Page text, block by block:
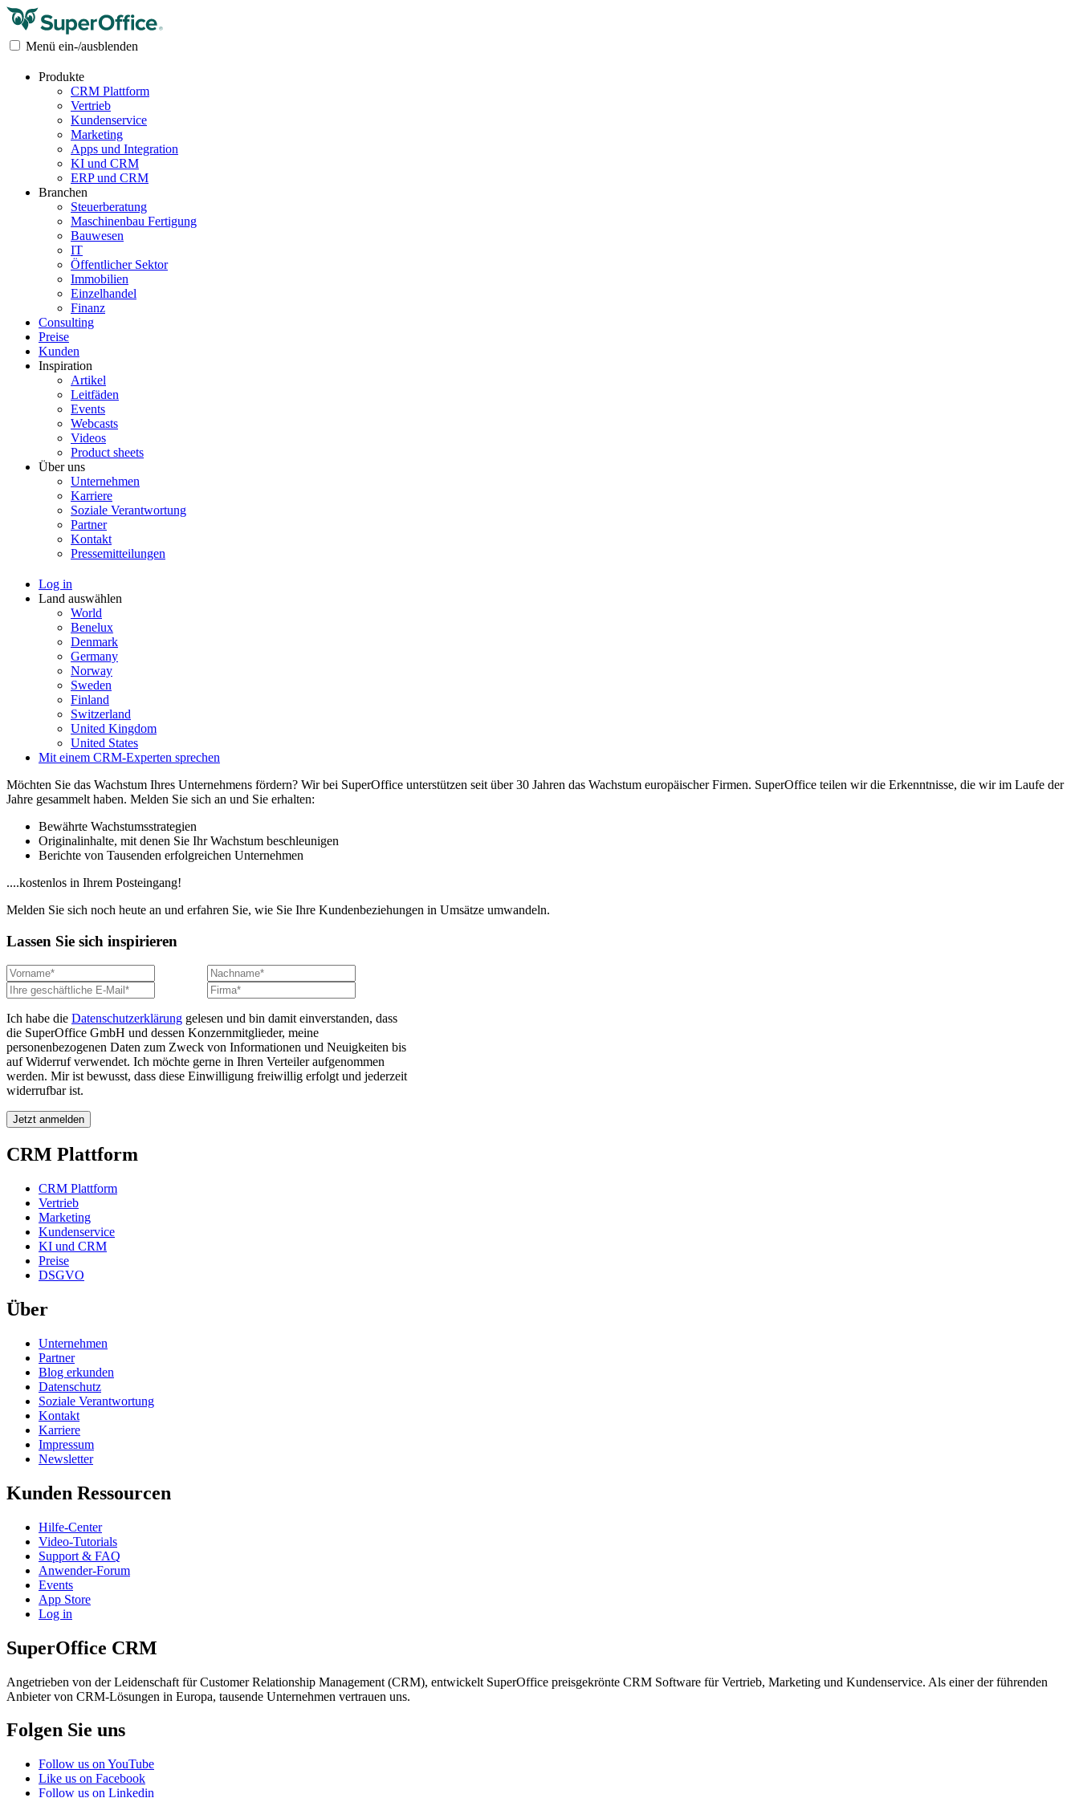
Menü ein-/ausblenden
Produkte
CRM Plattform
Vertrieb
Kundenservice
Marketing
Apps und Integration
KI und CRM
ERP und CRM
Branchen
Steuerberatung
Maschinenbau Fertigung
Bauwesen
IT
Öffentlicher Sektor
Immobilien
Einzelhandel
Finanz
Consulting
Preise
Kunden
Inspiration
Artikel
Leitfäden
Events
Webcasts
Videos
Product sheets
Über uns
Unternehmen
Karriere
Soziale Verantwortung
Partner
Kontakt
Pressemitteilungen
Log in
Land auswählen
World
Benelux
Denmark
Germany
Norway
Sweden
Finland
Switzerland
United Kingdom
United States
Mit einem CRM-Experten sprechen
Möchten Sie das Wachstum Ihres Unternehmens fördern? Wir bei SuperOffice unterstützen seit über 30 Jahren das Wachstum europäischer Firmen. SuperOffice teilen wir die Erkenntnisse, die wir im Laufe der
Jahre gesammelt haben. Melden Sie sich an und Sie erhalten:
Bewährte Wachstumsstrategien
Originalinhalte, mit denen Sie Ihr Wachstum beschleunigen
Berichte von Tausenden erfolgreichen Unternehmen
....kostenlos in Ihrem Posteingang!
Melden Sie sich noch heute an und erfahren Sie, wie Sie Ihre Kundenbeziehungen in Umsätze umwandeln.
Lassen Sie sich inspirieren
Ich habe die Datenschutzerklärung gelesen und bin damit einverstanden, dass
die SuperOffice GmbH und dessen Konzernmitglieder, meine
personenbezogenen Daten zum Zweck von Informationen und Neuigkeiten bis
auf Widerruf verwendet. Ich möchte gerne in Ihren Verteiler aufgenommen
werden. Mir ist bewusst, dass diese Einwilligung freiwillig erfolgt und jederzeit
widerrufbar ist.
CRM Plattform
CRM Plattform
Vertrieb
Marketing
Kundenservice
KI und CRM
Preise
DSGVO
Über
Unternehmen
Partner
Blog erkunden
Datenschutz
Soziale Verantwortung
Kontakt
Karriere
Impressum
Newsletter
Kunden Ressourcen
Hilfe-Center
Video-Tutorials
Support & FAQ
Anwender-Forum
Events
App Store
Log in
SuperOffice CRM
Angetrieben von der Leidenschaft für Customer Relationship Management (CRM), entwickelt SuperOffice preisgekrönte CRM Software für Vertrieb, Marketing und Kundenservice. Als einer der führenden
Anbieter von CRM-Lösungen in Europa, tausende Unternehmen vertrauen uns.
Folgen Sie uns
Follow us on YouTube
Like us on Facebook
Follow us on Linkedin